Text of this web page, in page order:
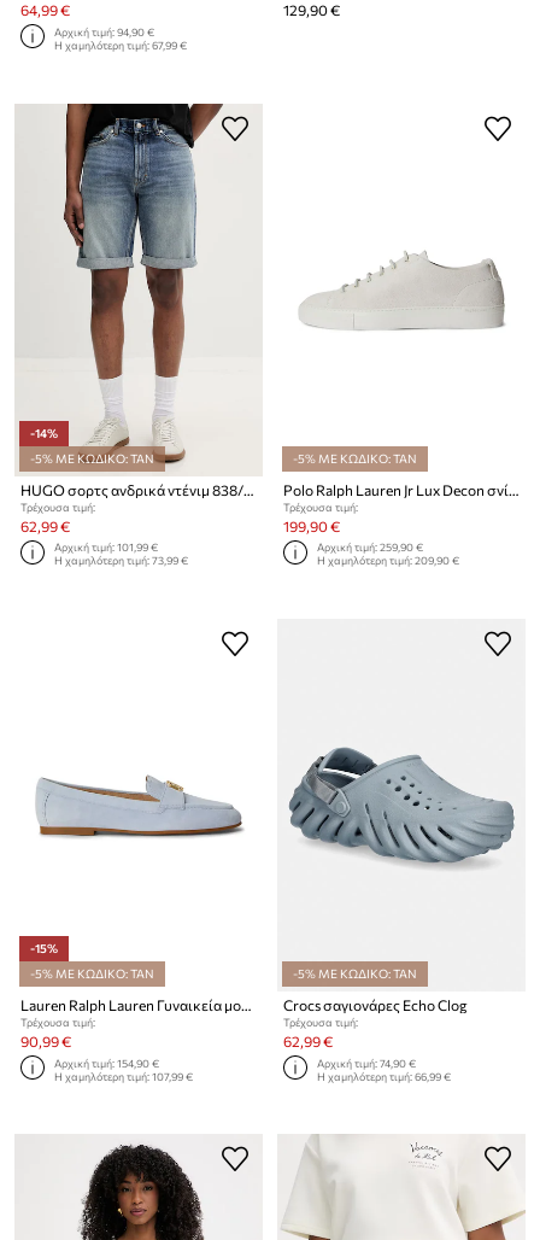
64,99 €
Αρχική τιμή:94,90 €
Η χαμηλότερη τιμή:67,99 €
129,90 €
-14%
-5% ΜΕ ΚΩΔΙΚΟ: TAN
Τρέχουσα τιμή:
62,99 €
Αρχική τιμή:101,99 €
Η χαμηλότερη τιμή:73,99 €
-5% ΜΕ ΚΩΔΙΚΟ: TAN
Τρέχουσα τιμή:
199,90 €
Αρχική τιμή:259,90 €
Η χαμηλότερη τιμή:209,90 €
-15%
-5% ΜΕ ΚΩΔΙΚΟ: TAN
Lauren Ralph Lauren Γυναικεία μοκασίνια σουέτ Averi III
Τρέχουσα τιμή:
90,99 €
Αρχική τιμή:154,90 €
Η χαμηλότερη τιμή:107,99 €
-5% ΜΕ ΚΩΔΙΚΟ: TAN
Crocs σαγιονάρες Echo Clog
Τρέχουσα τιμή:
62,99 €
Αρχική τιμή:74,90 €
Η χαμηλότερη τιμή:66,99 €